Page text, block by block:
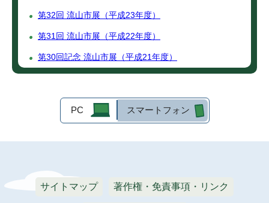
第32回 流山市展（平成23年度）
第31回 流山市展（平成22年度）
第30回記念 流山市展（平成21年度）
PC スマートフォン
サイトマップ 著作権・免責事項・リンク